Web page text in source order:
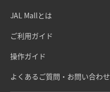
JAL Mallとは
ご利用ガイド
操作ガイド
よくあるご質問・お問い合わせ